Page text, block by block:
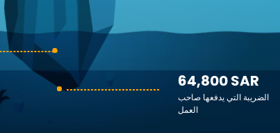
64,800 SAR
الضريبة التي يدفعها صاحب
العمل